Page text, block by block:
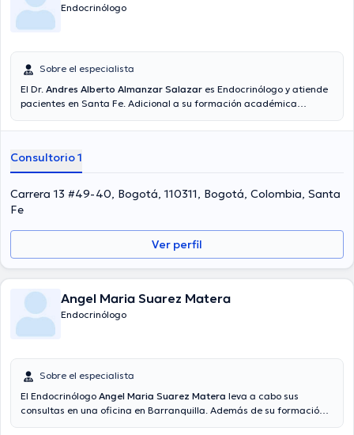
Endocrinólogo
Sobre el especialista
El Dr. Andres Alberto Almanzar Salazar es Endocrinólogo y atiende
pacientes en Santa Fe. Adicional a su formación académica
de especialidad. El Dr. cuenta con varios años de experiencia
desempeñado como miembro de diversas asociaciones médicas.
Andres Alberto Almanzar Salazar ha compartido en múltiples
conferencias con la meta de tener una formación continua en su
campo de especialización y ha publicado diferentes publicaciones.
Español es el idioma principal hablado por el doctor.
Consultorio 1
Carrera 13 #49-40, Bogotá, 110311, Bogotá, Colombia, Santa
Fe
Ver perfil
Angel Maria Suarez Matera
Endocrinólogo
Sobre el especialista
El Endocrinólogo Angel Maria Suarez Matera leva a cabo sus
consultas en una oficina en Barranquilla. Además de su formación